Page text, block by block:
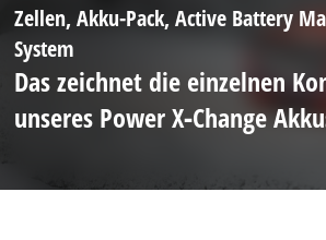
Zellen, Akku-Pack, Active Battery
System
Das zeichnet die einzelnen
unseres Power X‐Change